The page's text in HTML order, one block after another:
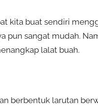
kita buat sendiri
pun sangat mudah.
lalat buah.
berbentuk larutan